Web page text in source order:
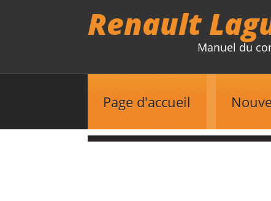
Renault
Manuel du
Page d'accueil